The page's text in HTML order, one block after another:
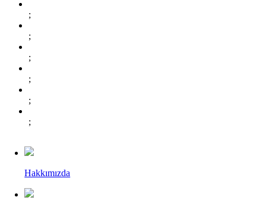
;
;
;
;
;
;
Hakkımızda